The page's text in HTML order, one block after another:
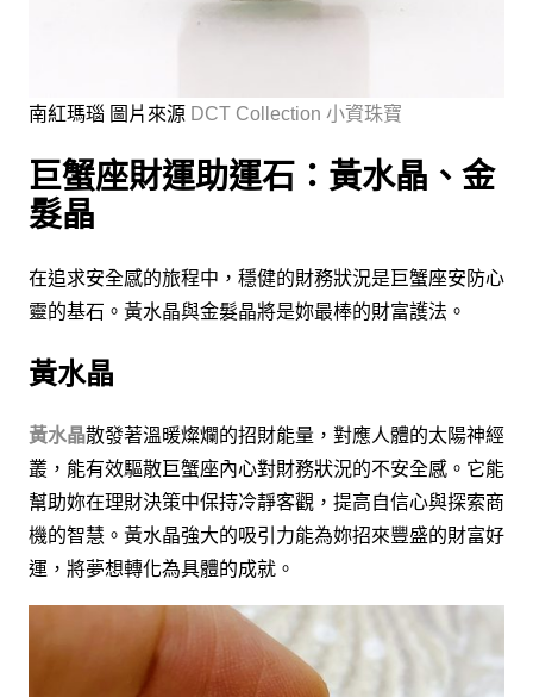
南紅瑪瑙 圖片來源 DCT Collection 小資珠寶
巨蟹座財運助運石：黃水晶、金
髮晶
在追求安全感的旅程中，穩健的財務狀況是巨蟹座安防心
靈的基石。黃水晶與金髮晶將是妳最棒的財富護法。
黃水晶
黃水晶散發著溫暖燦爛的招財能量，對應人體的太陽神經
叢，能有效驅散巨蟹座內心對財務狀況的不安全感。它能
幫助妳在理財決策中保持冷靜客觀，提高自信心與探索商
機的智慧。黃水晶強大的吸引力能為妳招來豐盛的財富好
運，將夢想轉化為具體的成就。